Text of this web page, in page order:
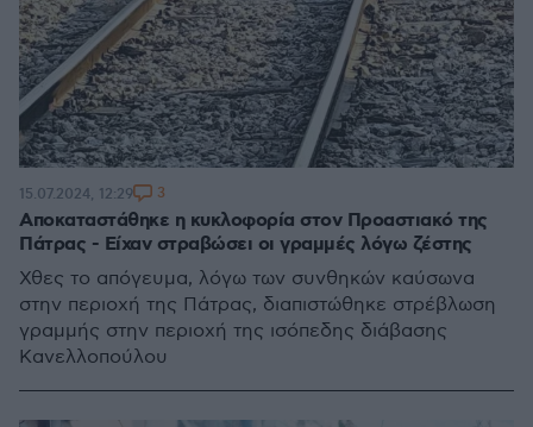
Αποκαταστάθηκε η κυκλοφορία στον Προαστιακό της
Πάτρας - Είχαν στραβώσει οι γραμμές λόγω ζέστης
Χθες το απόγευμα, λόγω των συνθηκών καύσωνα
στην περιοχή της Πάτρας, διαπιστώθηκε στρέβλωση
γραμμής στην περιοχή της ισόπεδης διάβασης
Κανελλοπούλου
15.07.2024, 12:29 3